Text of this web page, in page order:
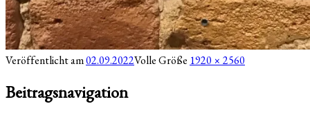
Veröffentlicht am02.09.2022Volle Größe 1920 × 2560
Beitragsnavigation